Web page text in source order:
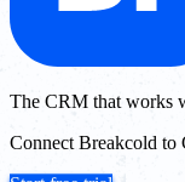
The CRM that works
Connect Breakcold to